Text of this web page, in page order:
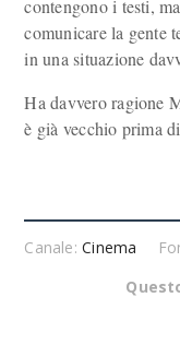
contengono i testi,
comunicare la gente
in una situazione
Ha davvero ragione
è già vecchio prima
Canale:Cinema